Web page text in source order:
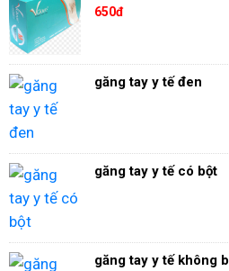
650đ
găng tay y tế đen
găng tay y tế có bột
găng tay y tế không